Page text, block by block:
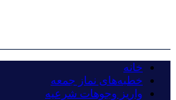
خانه
خطبه‌های نماز جمعه
واریز وجوهات شرعیه